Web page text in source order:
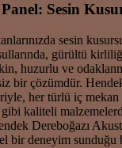
Sesin
sesin
gürültü
huzurlu ve
bir çözümdür.
her türlü iç mekan
kaliteli
Dereboğazı
bir deneyim